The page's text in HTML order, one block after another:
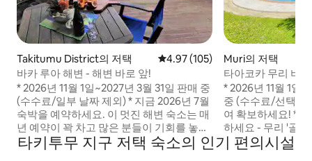
Takitumu District의 저택 평점 4.97점(5점 만점), 후기 105
4.97 (105)
바카 루아 해변 - 해변 바로 앞!
* 2026년 11월 1일~2027년 3월 31일 판매 중
(수수료/일부 날짜 제외) * 지금 2026년 7월
숙박을 예약하세요. 이 멋진 해변 숙소는 매
년 예약이 꽉 차고 많은 분들이 기회를 놓치
니 서두르세요. 조용한 해변과 멋진 라군이
있는 매우 인기 있는 비치 바캉스 숙소! 무료
Muri의 저택
타아코카 무리 비
변 앞
* 2026년 11월 1일
중 (수수료/선택한
여 확보하세요! * 2026/7 숙박을 지금 예약
하세요 - 무리 '골
이 인기 있는 해변
무료 무제한 와이파이/
타키투무 지구 저택 숙소의 인기 편의시설